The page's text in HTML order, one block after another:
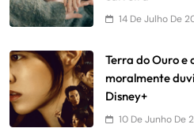
14 De Julho De
Terra do Ouro e
moralmente
Disney+
10 De Junho De